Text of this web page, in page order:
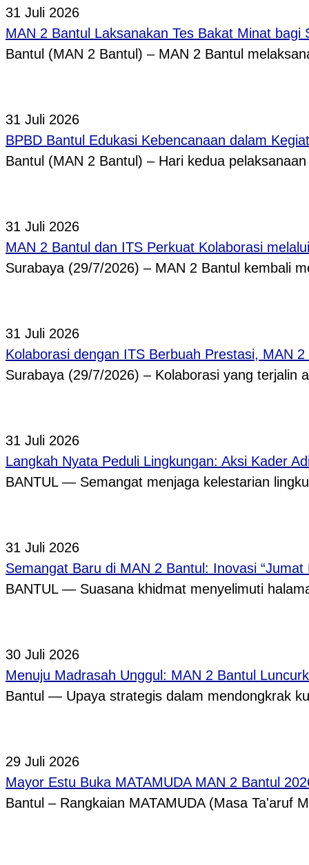
31 Juli 2026
MAN 2 Bantul Laksanakan Tes Bakat Minat bagi
Bantul (MAN 2 Bantul) – MAN 2 Bantul
31 Juli 2026
BPBD Bantul Edukasi Kebencanaan dalam
Bantul (MAN 2 Bantul) – Hari kedua
31 Juli 2026
MAN 2 Bantul dan ITS Perkuat Kolaborasi
Surabaya (29/7/2026) – MAN 2 Bantul kembali
31 Juli 2026
Kolaborasi dengan ITS Berbuah Prestasi, MAN
Surabaya (29/7/2026) – Kolaborasi yang terjalin
31 Juli 2026
Langkah Nyata Peduli Lingkungan: Aksi Kader
BANTUL — Semangat menjaga kelestarian
31 Juli 2026
Semangat Baru di MAN 2 Bantul: Inovasi
BANTUL — Suasana khidmat menyelimuti
30 Juli 2026
Menuju Madrasah Unggul: MAN 2 Bantul
Bantul — Upaya strategis dalam mendongkrak
29 Juli 2026
Mayor Estu Buka MATAMUDA MAN 2 Bantul
Bantul – Rangkaian MATAMUDA (Masa Ta'aruf